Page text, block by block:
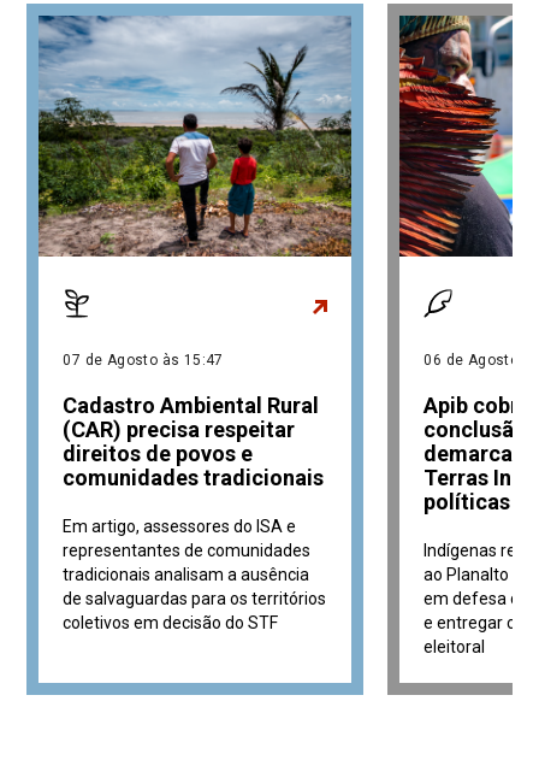
07 de Agosto às 15:47
Cadastro Ambiental Rural
(CAR) precisa respeitar
direitos de povos e
comunidades tradicionais
Em artigo, assessores do ISA e
representantes de comunidades
tradicionais analisam a ausência
de salvaguardas para os territórios
coletivos em decisão do STF
06 de Agosto
Apib cobra
conclusão
Terras
políticas
Indígenas
ao Planalto
em defesa de
e entregar
eleitoral